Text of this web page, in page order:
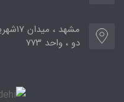
دو ، واحد ۷۷۳